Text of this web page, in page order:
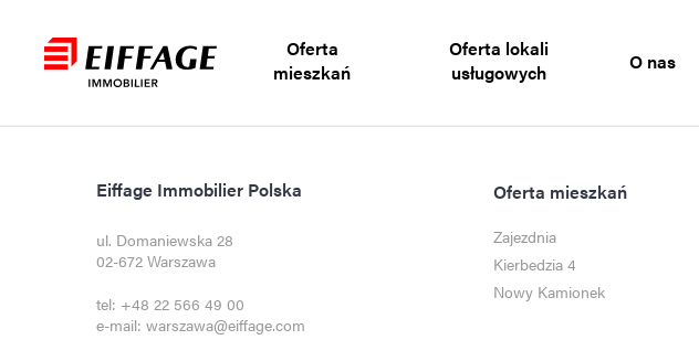
Oferta
mieszkań
Oferta lokali
usługowych
O nas
Eiffage Immobilier Polska
ul. Domaniewska 28
02-672 Warszawa
tel: +48 22 566 49 00
e-mail: warszawa@eiffage.com
Oferta mieszkań
Zajezdnia
Kierbedzia 4
Nowy Kamionek